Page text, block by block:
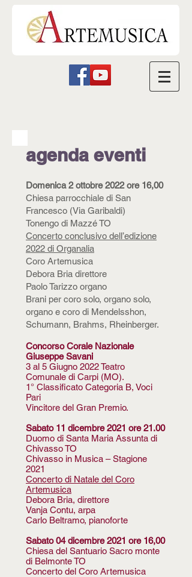
agenda eventi
Domenica 2 ottobre 2022 ore 16,00
Chiesa parrocchiale di San
Francesco (Via Garibaldi)
Tonengo di Mazzé TO
Concerto conclusivo dell’edizione
2022 di Organalia
Coro Artemusica
Debora Bria direttore
Paolo Tarizzo organo
Brani per coro solo, organo solo,
organo e coro di Mendelsshon,
Schumann, Brahms, Rheinberger.
Concorso Corale Nazionale
Giuseppe Savani
3 al 5 Giugno 2022 Teatro
Comunale di Carpi (MO).
1° Classificato Categoria B, Voci
Pari
Vincitore del Gran Premio.
Sabato 11 dicembre 2021 ore 21.00
Duomo di Santa Maria Assunta di
Chivasso TO
Chivasso in Musica – Stagione
2021
Concerto di Natale del Coro
Artemusica
Debora Bria, direttore
Vanja Contu, arpa
Carlo Beltramo, pianoforte
Sabato 04 dicembre 2021 ore 16,00
Chiesa del Santuario Sacro monte
di Belmonte TO
Concerto del Coro Artemusica